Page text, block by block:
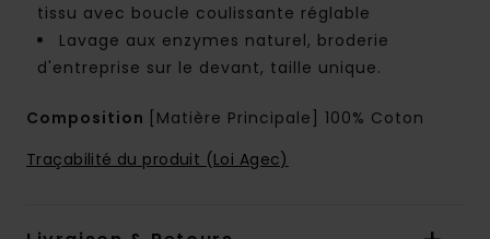
tissu avec boucle coulissante réglable
Lavage aux enzymes naturel, broderie
d'entreprise sur le devant, taille unique.
Composition [Matière Principale] 100% Coton
Traçabilité du produit (Loi Agec)